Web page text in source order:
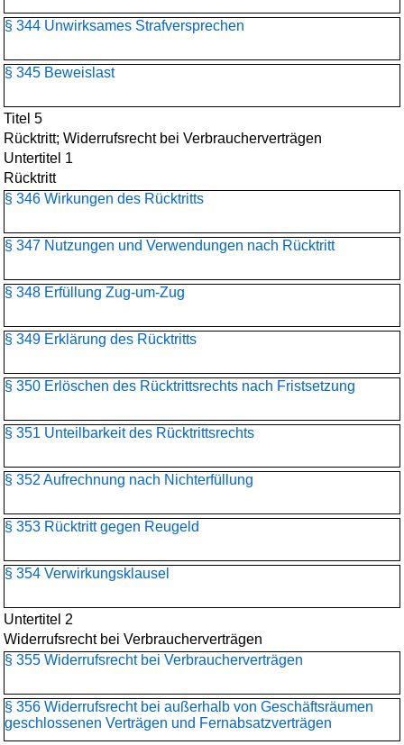
§ 344 Unwirksames Strafversprechen
§ 345 Beweislast
Titel 5
Rücktritt; Widerrufsrecht bei Verbraucherverträgen
Untertitel 1
Rücktritt
§ 346 Wirkungen des Rücktritts
§ 347 Nutzungen und Verwendungen nach Rücktritt
§ 348 Erfüllung Zug-um-Zug
§ 349 Erklärung des Rücktritts
§ 350 Erlöschen des Rücktrittsrechts nach Fristsetzung
§ 351 Unteilbarkeit des Rücktrittsrechts
§ 352 Aufrechnung nach Nichterfüllung
§ 353 Rücktritt gegen Reugeld
§ 354 Verwirkungsklausel
Untertitel 2
Widerrufsrecht bei Verbraucherverträgen
§ 355 Widerrufsrecht bei Verbraucherverträgen
§ 356 Widerrufsrecht bei außerhalb von Geschäftsräumen
geschlossenen Verträgen und Fernabsatzverträgen